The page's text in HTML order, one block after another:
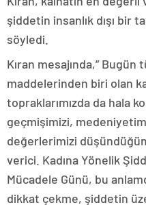
şiddetin insanlık dışı bir
söyledi.
Kıran mesajında,”
maddelerinden biri olan
topraklarımızda da hala
geçmişimizi,
değerlerimizi
verici. Kadına Yönelik
Mücadele Günü, bu
dikkat çekme, şiddetin